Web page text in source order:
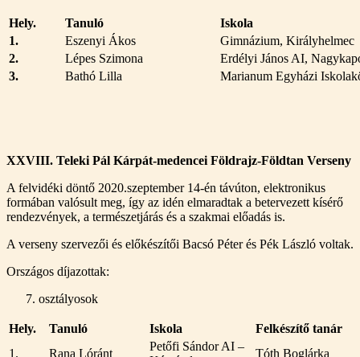
Hely. Tanuló
Iskola
1.
Eszenyi Ákos
Gimnázium, Királyhelmec
2.
Lépes Szimona
Erdélyi János AI,
3.
Bathó Lilla Marianum Egyházi
XXVIII. Teleki Pál Kárpát-medencei Földrajz-Földtan Verseny
A felvidéki döntő 2020.szeptember 14-én távúton, elektronikus
formában valósult meg, így az idén elmaradtak a betervezett kísérő
rendezvények, a természetjárás és a szakmai előadás is.
A verseny szervezői és előkészítői Bacsó Péter és Pék László voltak.
Országos díjazottak:
osztályosok
Hely. Tanuló Iskola
Felkészítő tanár
1.
Rana Lóránt
Petőfi Sándor AI –
Tóth Boglárka